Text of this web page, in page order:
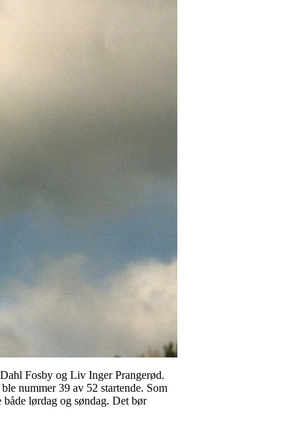
Fosby og Liv Inger Prangerød.
nummer 39 av 52 startende. Som
lørdag og søndag. Det bør